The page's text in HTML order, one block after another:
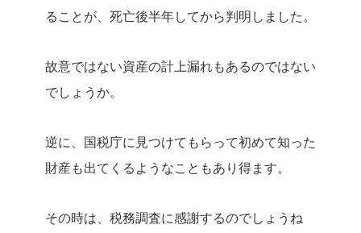
ることが、死亡後半年してから判明しました。
故意ではない資産の計上漏れもあるのではない
でしょうか。
逆に、国税庁に見つけてもらって初めて知った
財産も出てくるようなこともあり得ます。
その時は、税務調査に感謝するのでしょうね